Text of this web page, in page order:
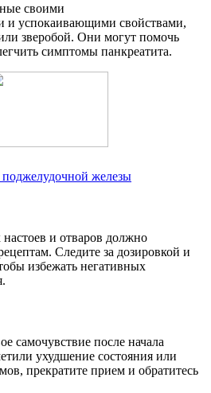
своими
и успокаивающими свойствами,
зверобой. Они могут помочь
симптомы панкреатита.
железы
и отваров должно
Следите за дозировкой и
избежать негативных
самочувствие после начала
ухудшение состояния или
прекратите прием и обратитесь